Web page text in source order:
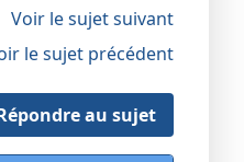
Voir le sujet suivant
le sujet précédent
au sujet